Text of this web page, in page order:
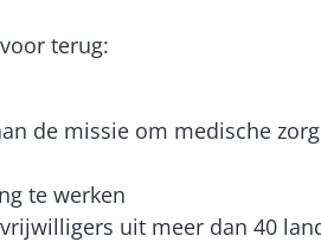
terug:
de missie om medische
te werken
uit meer dan 40